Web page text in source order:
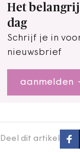
Het
dag
Schrijf je in
nieuwsbrief
aanmelden
Deel dit artikel